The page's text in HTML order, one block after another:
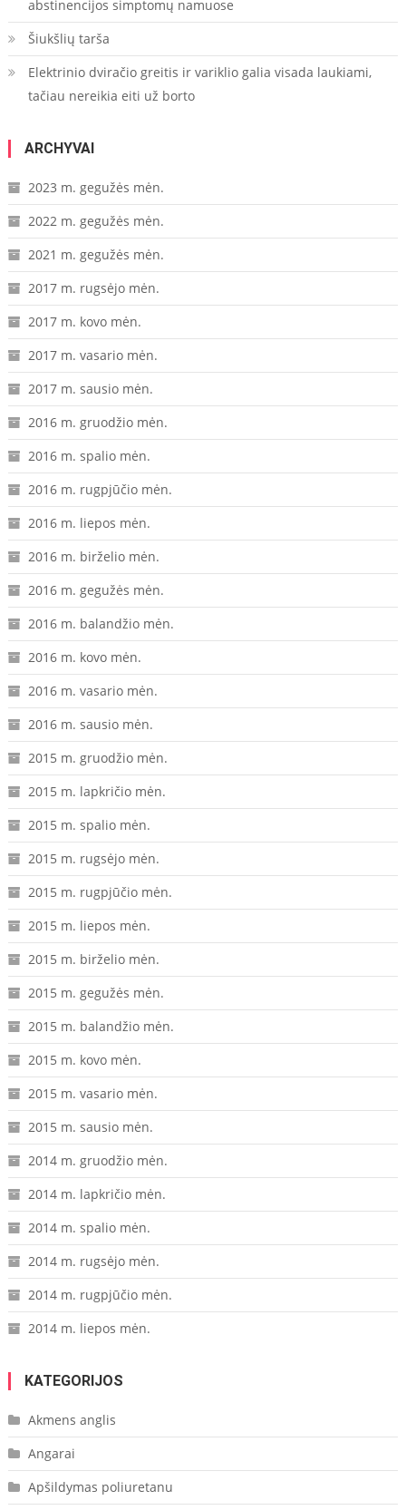
abstinencijos simptomų namuose
Šiukšlių tarša
Elektrinio dviračio greitis ir variklio galia visada laukiami,
tačiau nereikia eiti už borto
ARCHYVAI
2023 m. gegužės mėn.
2022 m. gegužės mėn.
2021 m. gegužės mėn.
2017 m. rugsėjo mėn.
2017 m. kovo mėn.
2017 m. vasario mėn.
2017 m. sausio mėn.
2016 m. gruodžio mėn.
2016 m. spalio mėn.
2016 m. rugpjūčio mėn.
2016 m. liepos mėn.
2016 m. birželio mėn.
2016 m. gegužės mėn.
2016 m. balandžio mėn.
2016 m. kovo mėn.
2016 m. vasario mėn.
2016 m. sausio mėn.
2015 m. gruodžio mėn.
2015 m. lapkričio mėn.
2015 m. spalio mėn.
2015 m. rugsėjo mėn.
2015 m. rugpjūčio mėn.
2015 m. liepos mėn.
2015 m. birželio mėn.
2015 m. gegužės mėn.
2015 m. balandžio mėn.
2015 m. kovo mėn.
2015 m. vasario mėn.
2015 m. sausio mėn.
2014 m. gruodžio mėn.
2014 m. lapkričio mėn.
2014 m. spalio mėn.
2014 m. rugsėjo mėn.
2014 m. rugpjūčio mėn.
2014 m. liepos mėn.
KATEGORIJOS
Akmens anglis
Angarai
Apšildymas poliuretanu